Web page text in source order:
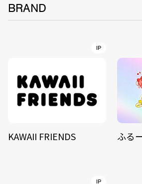
BRAND
IP
KAWAII FRIENDS ふる
IP